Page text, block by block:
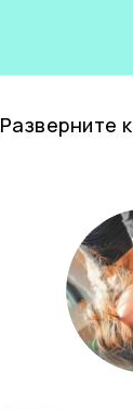
Разверните